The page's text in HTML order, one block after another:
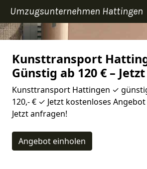
Umzugsunternehmen Hattingen
Kunsttransport
Günstig ab 120 € –
Kunsttransport Hattingen ✓
120,- € ✓ Jetzt kostenloses
Jetzt anfragen!
Angebot einholen